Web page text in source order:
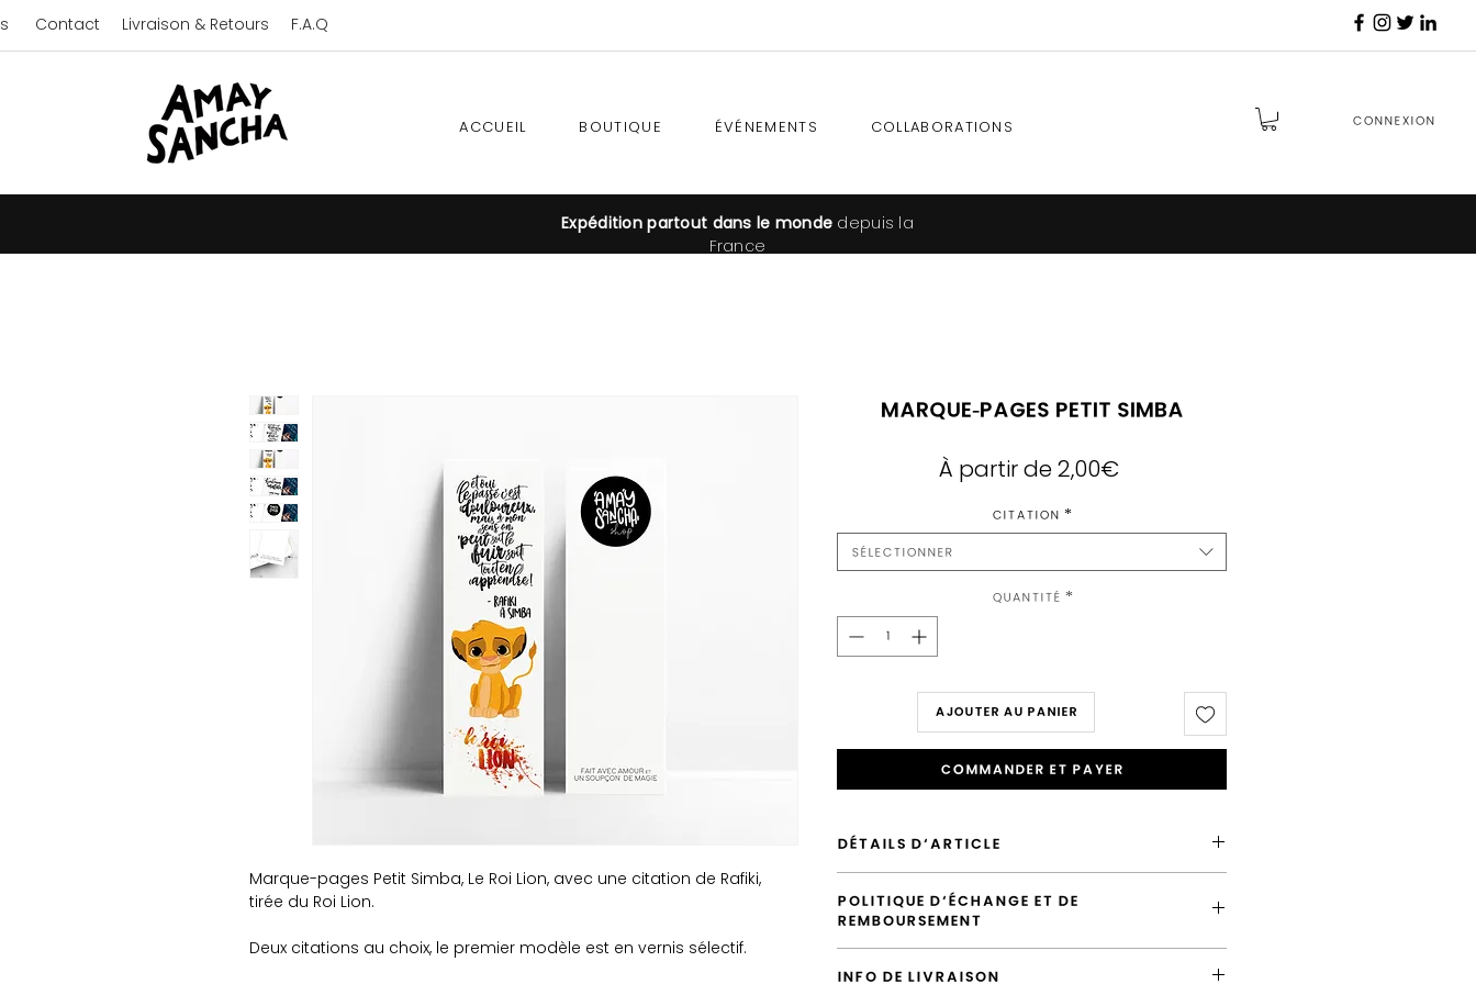
ACCUEIL BOUTIQUE ÉVÉNEMENTS COLLABORATIONS Connexion
Contact Livraison & Retours F.A.Q
Marque-pages Petit Simba, Le Roi Lion, avec une citation de Rafiki,
tirée du Roi Lion.
Deux citations au choix, le premier modèle est en vernis sélectif.
Marque-pages Petit Simba
À partir de2,00€Prix
Citation *
Sélectionner
Quantité *
AJOUTER AU PANIER
Commander et payer
DÉTAILS D'ARTICLE
Envoi par défaut vers la France en "Lettre Suivie"
Possiblité d'emballer cet article
Possibilité de laisser un message
POLITIQUE D'ÉCHANGE ET DE
REMBOURSEMENT
votre commande n'a pas été expédiée.
INFO DE LIVRAISON
Expédition partout dans le monde depuis la
France